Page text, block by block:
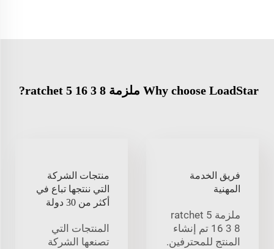
Why choose LoadStar ملزمة ratchet 5 16 3 8?
فريق الخدمة
المهنية
ملزمة ratchet 5
16 3 8 تم إنشاء
المنتج للمحترفين.
منتجات الشركة
التي ننتجها تباع في
أكثر من 30 دولة
المنتجات التي
تصنعها الشركة